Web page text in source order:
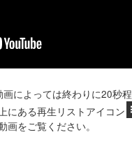
によっては終わりに20秒
にある再生リストアイコン
をご覧ください。